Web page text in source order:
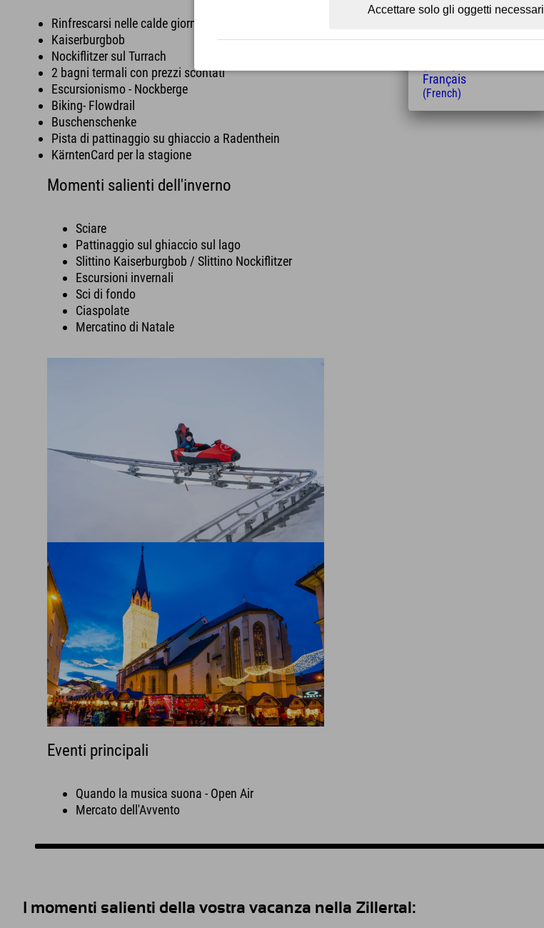
Rinfrescarsi nelle calde giornate estive: 3 laghi raggiungibili in circa 15 minuti di auto
Kaiserburgbob
Nockiflitzer sul Turrach
2 bagni termali con prezzi scontati
Escursionismo - Nockberge
Biking- Flowdrail
Buschenschenke
Pista di pattinaggio su ghiaccio a Radenthein
KärntenCard per la stagione
Momenti salienti dell'inverno
Sciare
Pattinaggio sul ghiaccio sul lago
Slittino Kaiserburgbob / Slittino Nockiflitzer
Escursioni invernali
Sci di fondo
Ciaspolate
Mercatino di Natale
Eventi principali
Quando la musica suona - Open Air
Mercato dell'Avvento
I momenti salienti della vostra vacanza nella Zillertal:
Accettare solo gli oggetti necessari
(Polish)
(Hungarian)
Français
(French)